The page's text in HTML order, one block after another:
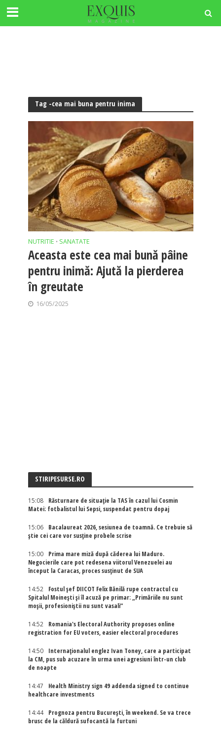
Tag -cea mai buna pentru inima
NUTRITIE • SANATATE
Aceasta este cea mai bună pâine
pentru inimă: Ajută la pierderea
în greutate
16/05/2025
STIRIPESURSE.RO
15:08
Răsturnare de situație la TAS în cazul lui Cosmin
Matei: fotbalistul lui Sepsi, suspendat pentru dopaj
15:06
Bacalaureat 2026, sesiunea de toamnă. Ce trebuie să
știe cei care vor susține probele scrise
15:00
Prima mare miză după căderea lui Maduro.
Negocierile care pot redesena viitorul Venezuelei au
început la Caracas, proces susținut de SUA
14:52
Fostul șef DIICOT Felix Bănilă rupe contractul cu
Spitalul Moinești și îl acuză pe primar: „Primăriile nu sunt
moșii, profesioniștii nu sunt vasali”
14:52
Romania's Electoral Authority proposes online
registration for EU voters, easier electoral procedures
14:50
Internaţionalul englez Ivan Toney, care a participat
la CM, pus sub acuzare în urma unei agresiuni într-un club
de noapte
14:47
Health Ministry sign 49 addenda signed to continue
healthcare investments
14:44
Prognoza pentru București, în weekend. Se va trece
brusc de la căldură sufocantă la furtuni